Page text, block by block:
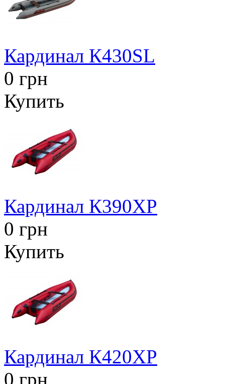
Кардинал К430SL
0 грн
Купить
Кардинал К390XP
0 грн
Купить
Кардинал К420XP
0 грн